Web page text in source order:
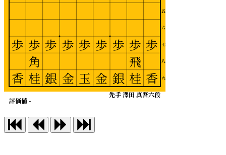
五
六
七
八
九
先手 澤田 真吾六段
評価値 -
歩
香
歩
飛
桂
歩
銀
歩
金
歩
玉
歩
金
歩
銀
歩
角
桂
歩
香